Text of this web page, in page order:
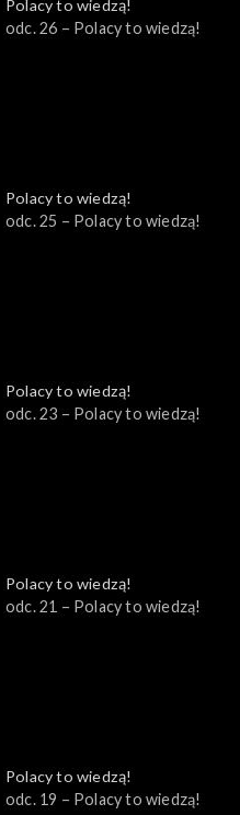
Polacy to wiedzą!
odc. 26 – Polacy to wiedzą!
Polacy to wiedzą!
odc. 25 – Polacy to wiedzą!
Polacy to wiedzą!
odc. 23 – Polacy to wiedzą!
Polacy to wiedzą!
odc. 21 – Polacy to wiedzą!
Polacy to wiedzą!
odc. 19 – Polacy to wiedzą!